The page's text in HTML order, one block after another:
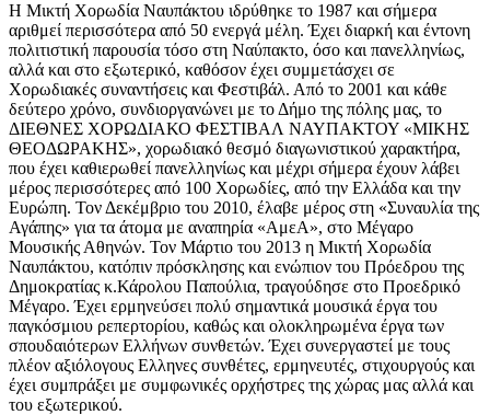
Η Μικτή Χορωδία Ναυπάκτου ιδρύθηκε το 1987 και σήμερα
αριθμεί περισσότερα από 50 ενεργά μέλη. Έχει διαρκή και έντονη
πολιτιστική παρουσία τόσο στη Ναύπακτο, όσο και πανελληνίως,
αλλά και στο εξωτερικό, καθόσον έχει συμμετάσχει σε
Χορωδιακές συναντήσεις και Φεστιβάλ. Από το 2001 και κάθε
δεύτερο χρόνο, συνδιοργανώνει με το Δήμο της πόλης μας, το
ΔΙΕΘΝΕΣ ΧΟΡΩΔΙΑΚΟ ΦΕΣΤΙΒΑΛ ΝΑΥΠΑΚΤΟΥ «ΜΙΚΗΣ
ΘΕΟΔΩΡΑΚΗΣ», χορωδιακό θεσμό διαγωνιστικού χαρακτήρα,
που έχει καθιερωθεί πανελληνίως και μέχρι σήμερα έχουν λάβει
μέρος περισσότερες από 100 Χορωδίες, από την Ελλάδα και την
Ευρώπη. Τον Δεκέμβριο του 2010, έλαβε μέρος στη «Συναυλία της
Αγάπης» για τα άτομα με αναπηρία «ΑμεΑ», στο Μέγαρο
Μουσικής Αθηνών. Toν Μάρτιο του 2013 η Μικτή Χορωδία
Ναυπάκτου, κατόπιν πρόσκλησης και ενώπιον του Πρόεδρου της
Δημοκρατίας κ.Κάρολου Παπούλια, τραγούδησε στο Προεδρικό
Μέγαρο. Έχει ερμηνεύσει πολύ σημαντικά μουσικά έργα του
παγκόσμιου ρεπερτορίου, καθώς και ολοκληρωμένα έργα των
σπουδαιότερων Ελλήνων συνθετών. Έχει συνεργαστεί με τους
πλέον αξιόλογους Ελληνες συνθέτες, ερμηνευτές, στιχουργούς και
έχει συμπράξει με συμφωνικές ορχήστρες της χώρας μας αλλά και
του εξωτερικού.